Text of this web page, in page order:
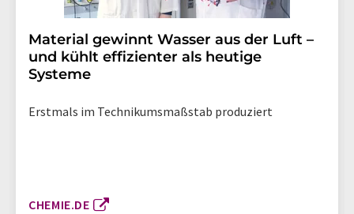
Material gewinnt Wasser aus der Luft –
und kühlt effizienter als heutige
Systeme
Erstmals im Technikumsmaßstab produziert
CHEMIE.DE